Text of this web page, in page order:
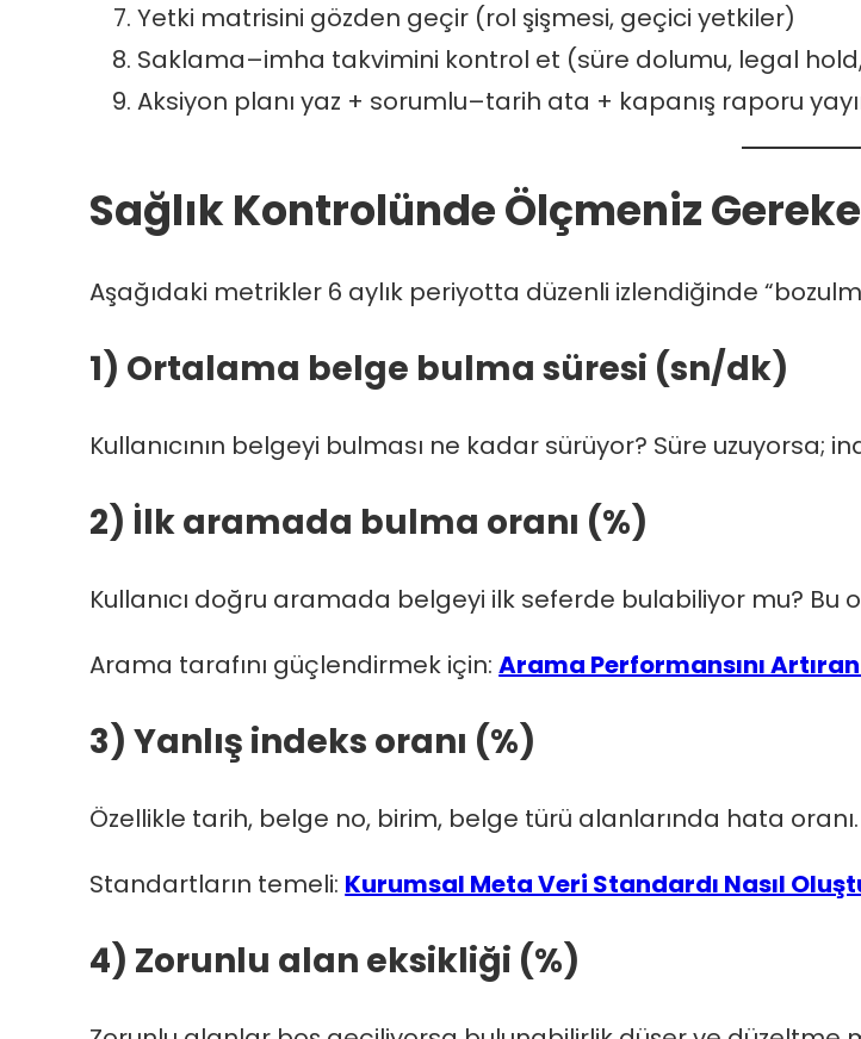
Yetki matrisini gözden geçir (rol şişmesi, geçici yetkiler)
Saklama–imha takvimini kontrol et (süre dolumu, legal hold,
Aksiyon planı yaz + sorumlu–tarih ata + kapanış raporu
Sağlık Kontrolünde Ölçmeniz
Aşağıdaki metrikler 6 aylık periyotta düzenli izlendiğinde
1) Ortalama belge bulma süresi (sn/dk)
Kullanıcının belgeyi bulması ne kadar sürüyor? Süre
2) İlk aramada bulma oranı (%)
Kullanıcı doğru aramada belgeyi ilk seferde bulabiliyor mu?
Arama tarafını güçlendirmek için:Arama Performansını
3) Yanlış indeks oranı (%)
Özellikle tarih, belge no, birim, belge türü alanlarında hata oranı.
Standartların temeli: Kurumsal Meta Veri Standardı Nasıl
4) Zorunlu alan eksikliği (%)